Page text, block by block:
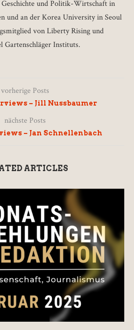
und Politik-Wirtschaft in
und an der Korea University in Seoul
von Liberty Rising und
Gartenschläger Instituts.
vorherige Posts
– Jill Nussbaumer
nächste Posts
– Jan Schnellenbach
ARTICLES